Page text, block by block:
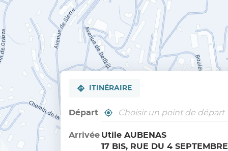
ITINÉRAIRE
Départ
,
un
de
À
Arrivée Utile AUBENAS
17 BIS, RUE DU 4 SEPTEMBRE